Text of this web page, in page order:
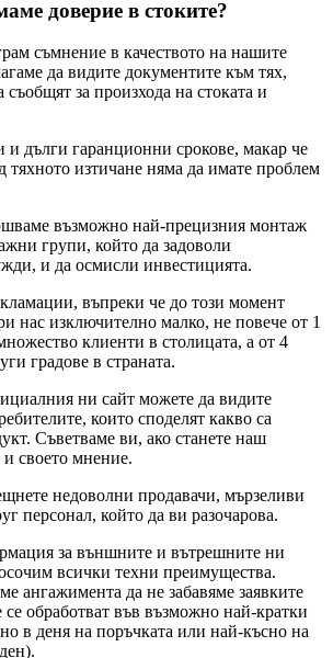
доверие в стоките?
съмнение в качеството на нашите
да видите документите към тях,
съобщят за произхода на стоката и
и дълги гаранционни срокове, макар че
тяхното изтичане няма да имате проблем
възможно най-прецизния монтаж
групи, който да задоволи
и да осмисли инвестицията.
въпреки че до този момент
нас изключително малко, не повече от 1
клиенти в столицата, а от 4
градове в страната.
ни сайт можете да видите
които споделят какво са
Съветваме ви, ако станете наш
и своето мнение.
недоволни продавачи, мързеливи
персонал, който да ви разочарова.
за външните и вътрешните ни
всички техни преимущества.
ангажимента да не забавяме заявките
се обработват във възможно най-кратки
в деня на поръчката или най-късно на